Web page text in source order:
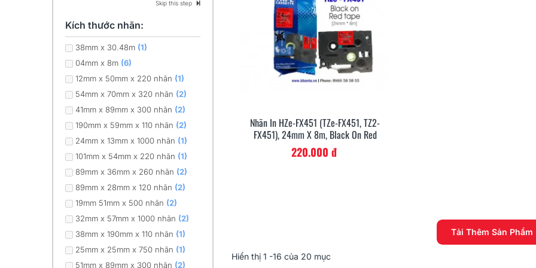
Skip this step
Kích thước nhãn:
38mm x 30.48m (1)
04mm x 8m (6)
12mm x 50mm x 220 nhãn (1)
54mm x 70mm x 320 nhãn (2)
41mm x 89mm x 300 nhãn (2)
190mm x 59mm x 110 nhãn (2)
24mm x 13mm x 1000 nhãn (1)
101mm x 54mm x 220 nhãn (1)
89mm x 36mm x 260 nhãn (2)
89mm x 28mm x 120 nhãn (2)
19mm 51mm x 500 nhãn (2)
32mm x 57mm x 1000 nhãn (2)
38mm x 190mm x 110 nhãn (1)
25mm x 25mm x 750 nhãn (1)
51mm x 89mm x 300 nhãn (2)
Xem Nhanh
Nhãn In HZe-FX451 (TZe-FX451, TZ2-
FX451), 24mm X 8m, Black On Red
220.000 đ
Tải Thêm Sản Phẩm
Hiển thị 1 -16 của 20 mục